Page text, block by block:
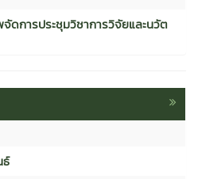
ดการประชุมวิชาการวิจัยและนวัต
ธ์